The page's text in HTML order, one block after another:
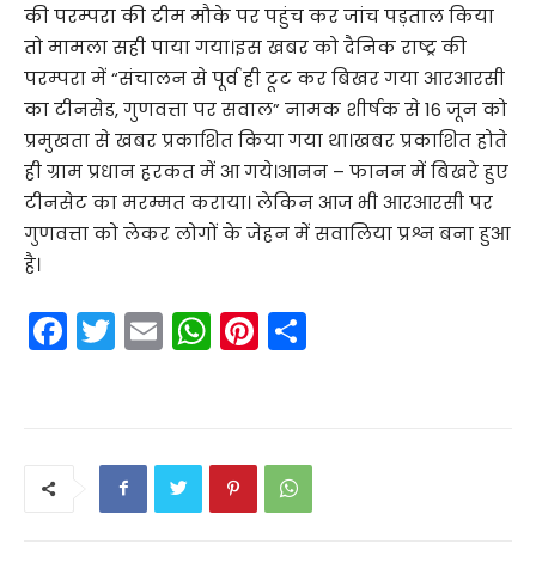
की परम्परा की टीम मौके पर पहुंच कर जांच पड़ताल किया
तो मामला सही पाया गया।इस खबर को दैनिक राष्ट्र की
परम्परा में “संचालन से पूर्व ही टूट कर बिखर गया आरआरसी
का टीनसेड, गुणवत्ता पर सवाल” नामक शीर्षक से 16 जून को
प्रमुखता से खबर प्रकाशित किया गया था।खबर प्रकाशित होते
ही ग्राम प्रधान हरकत में आ गये।आनन – फानन में बिखरे हुए
टीनसेट का मरम्मत कराया। लेकिन आज भी आरआरसी पर
गुणवत्ता को लेकर लोगों के जेहन में सवालिया प्रश्न बना हुआ
है।
F
a
T
w
E
m
W
h
A
p
Pi
nt
st